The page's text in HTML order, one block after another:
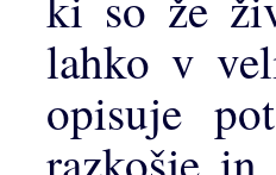
lahko v
opisuje